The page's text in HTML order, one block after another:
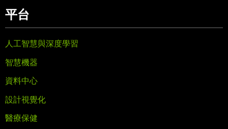
平台
人工智慧與深度學習
智慧機器
資料中心
設計視覺化
醫療保健